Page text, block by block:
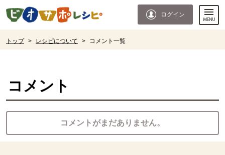
ページの先頭です。
ログイン
トップ > レシピについて > コメント一覧
コメント
コメントがまだありません。